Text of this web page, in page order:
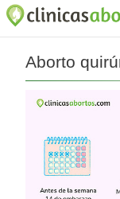
Aborto